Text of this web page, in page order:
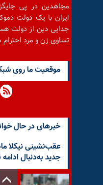
مجاهدین در پی
ایران با یک دولت
جدایی دین از دولت
تساوی زن و مرد احترام
موقعيت ما روى
خبرهای در حال
عقب‌نشینی نیکلا
جدید به‌دنبال ادامه